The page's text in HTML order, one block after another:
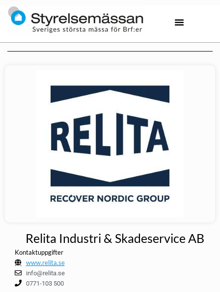
Relita Industri & Skadeservice AB
Kontaktuppgifter
www.relita.se
info@relita.se
0771-103 500